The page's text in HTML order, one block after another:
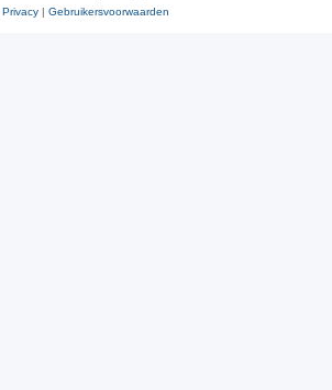
Privacy | Gebruikersvoorwaarden